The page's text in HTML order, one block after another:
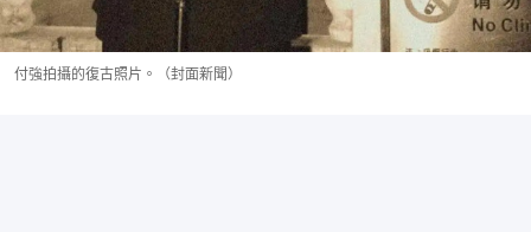
付強拍攝的復古照片。（封面新聞）